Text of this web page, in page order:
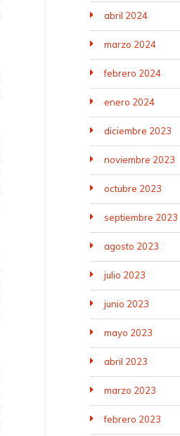
abril 2024
marzo 2024
febrero 2024
enero 2024
diciembre 2023
noviembre 2023
octubre 2023
septiembre 2023
agosto 2023
julio 2023
junio 2023
mayo 2023
abril 2023
marzo 2023
febrero 2023